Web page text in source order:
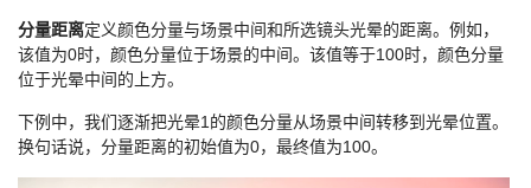
分量距离定义颜色分量与场景中间和所选镜头光晕的距离。例如，
该值为0时，颜色分量位于场景的中间。该值等于100时，颜色分量
位于光晕中间的上方。
下例中，我们逐渐把光晕1的颜色分量从场景中间转移到光晕位置。
换句话说，分量距离的初始值为0，最终值为100。